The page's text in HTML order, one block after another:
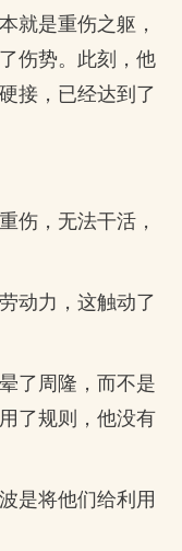
就是重伤之躯，
伤势。此刻，他
接，已经达到了
伤，无法干活，
动力，这触动了
了周隆，而不是
了规则，他没有
是将他们给利用